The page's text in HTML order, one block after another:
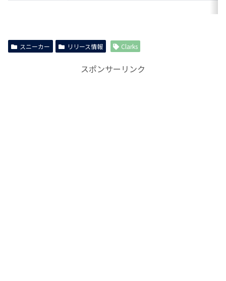
スニーカー リリース情報 Clarks
スポンサーリンク